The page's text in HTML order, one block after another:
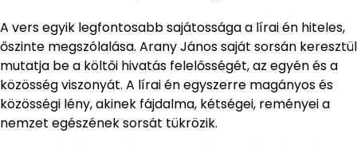
A vers egyik legfontosabb sajátossága a lírai én hiteles,
őszinte megszólalása. Arany János saját sorsán keresztül
mutatja be a költői hivatás felelősségét, az egyén és a
közösség viszonyát. A lírai én egyszerre magányos és
közösségi lény, akinek fájdalma, kétségei, reményei a
nemzet egészének sorsát tükrözik.